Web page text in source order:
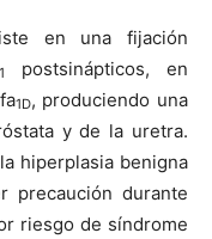
en una fijación
1
postsinápticos, en
1D, produciendo una
y de la uretra.
hiperplasia benigna
precaución durante
riesgo de síndrome